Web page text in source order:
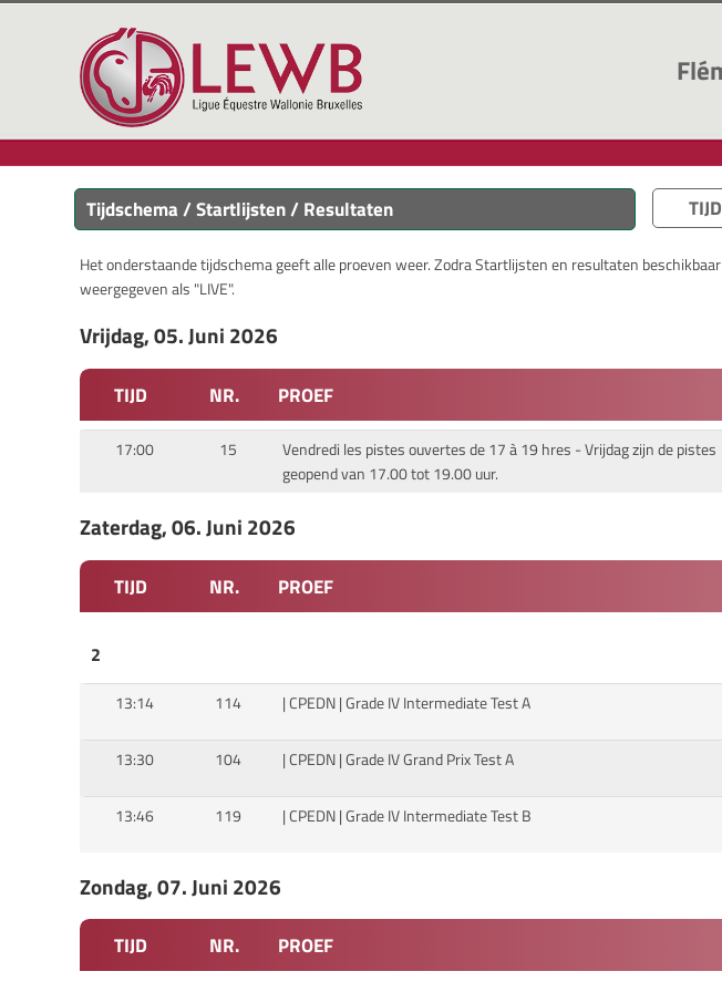
Tijdschema / Startlijsten / Resultaten
Het onderstaande tijdschema geeft alle proeven weer. Zodra Startlijsten en resultaten
weergegeven als "LIVE".
Vrijdag, 05. Juni 2026
TIJD NR. PROEF
17:00 15
Vendredi les pistes ouvertes de 17 à 19 hres - Vrijdag zijn de pistes
geopend van 17.00 tot 19.00 uur.
Zaterdag, 06. Juni 2026
TIJD NR. PROEF
2
13:14 114 | CPEDN | Grade IV Intermediate Test A
13:30 104 | CPEDN | Grade IV Grand Prix Test A
13:46 119 | CPEDN | Grade IV Intermediate Test B
Zondag, 07. Juni 2026
TIJD NR. PROEF